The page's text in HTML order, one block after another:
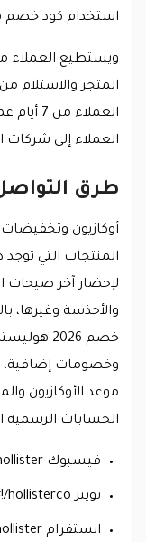
استخدام كود خصم
ويستطيع العملاء
المتجر والاستلام
العملاء إلى شركات
طرق
أوكازيون
المنتجات التي
لإحضار آخر صيحات
والأحذسة وغيرها،
خصم 2026
وخصومات إضافية،
موعد الأوكازيون
الحسابات الرسمية
فيسبوك https://www.facebook.com/hollister.
تويتر https://twitter.com/#!/hollisterco.
انستقرام http://instagram.com/hollister.